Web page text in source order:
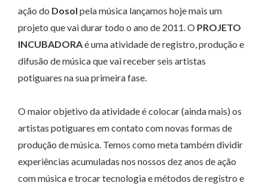
ação do Dosol pela música lançamos hoje mais um
projeto que vai durar todo o ano de 2011. O PROJETO
INCUBADORAé uma atividade de registro, produção e
difusão de música que vai receber seis artistas
potiguares na sua primeira fase.
O maior objetivo da atividade é colocar (ainda mais) os
artistas potiguares em contato com novas formas de
produção de música. Temos como meta também dividir
experiências acumuladas nos nossos dez anos de ação
com música e trocar tecnologia e métodos de registro e